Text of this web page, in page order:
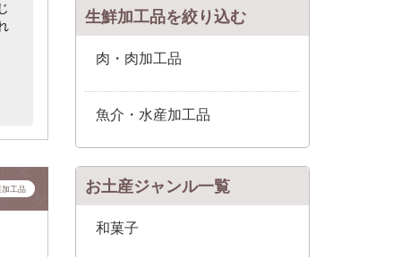
工品
生鮮加工品を絞り込む
肉・肉加工品
魚介・水産加工品
お土産ジャンル一覧
和菓子